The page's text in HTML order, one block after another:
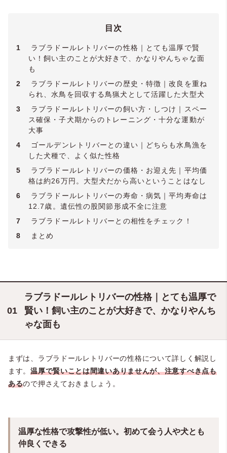
目次
1
ラブラドールレトリバーの性格｜とても温厚で賢
い！飼い主のことが大好きで、かなりやんちゃな面
も
2
ラブラドールレトリバーの歴史・特徴｜改良を重ね
られ、水鳥を回収する鳥猟犬として活躍した大型犬
3
ラブラドールレトリバーの飼い方・しつけ｜スペー
ス確保・子犬期からのトレーニング・十分な運動が
大事
4
ゴールデンレトリバーとの違い｜どちらも水鳥漁を
した犬種で、よく似た性格
5
ラブラドールレトリバーの価格・お迎え先｜平均価
格は約26万円。大型犬だから高いということはなし
6
ラブラドールレトリバーの寿命・病気｜平均寿命は
12.7歳。遺伝性の股関節形成不全に注意
7
ラブラドールレトリバーとの相性をチェック！
8
まとめ
ラブラドールレトリバーの性格｜とても温厚で
賢い！飼い主のことが大好きで、かなりやんち
ゃな面も
まずは、ラブラドールレトリバーの性格について詳しく解説し
ます。温厚で賢いことは間違いありませんが、注意すべき点も
あるので押さえておきましょう。
温厚な性格で攻撃性が低い。初めて会う人や犬とも
仲良くできる